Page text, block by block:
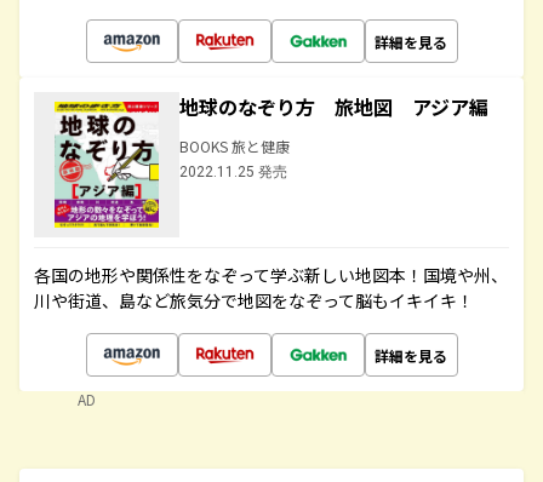
詳細を見る
地球のなぞり方 旅地図 アジア編
BOOKS 旅と健康
2022.11.25 発売
各国の地形や関係性をなぞって学ぶ新しい地図本！国境や州、
川や街道、島など旅気分で地図をなぞって脳もイキイキ！
詳細を見る
AD